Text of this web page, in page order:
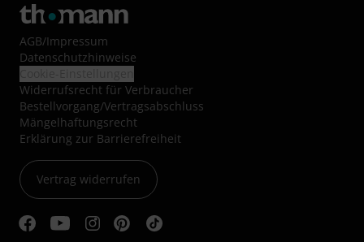
AGB/Impressum
Datenschutzhinweise
Widerrufsrecht für Verbraucher
Bestellvorgang/Vertragsabschluss
Mängelhaftungsrecht
Erklärung zur Barrierefreiheit
Vertrag widerrufen